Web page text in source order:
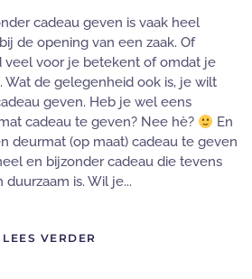
een
origineel
en
een
functioneel
cadeau
cadeau geven is vaak heel
de opening van een zaak. Of
veel voor je betekent of omdat je
Wat de gelegenheid ook is, je wilt
geven. Heb je wel eens
cadeau te geven? Nee hè?
En
deurmat (op maat) cadeau te geven
en bijzonder cadeau die tevens
is. Wil je...
LEES VERDER